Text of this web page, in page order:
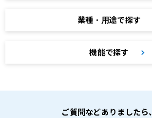
業種・用途で探す
機能で探す
ご質問などありましたら、